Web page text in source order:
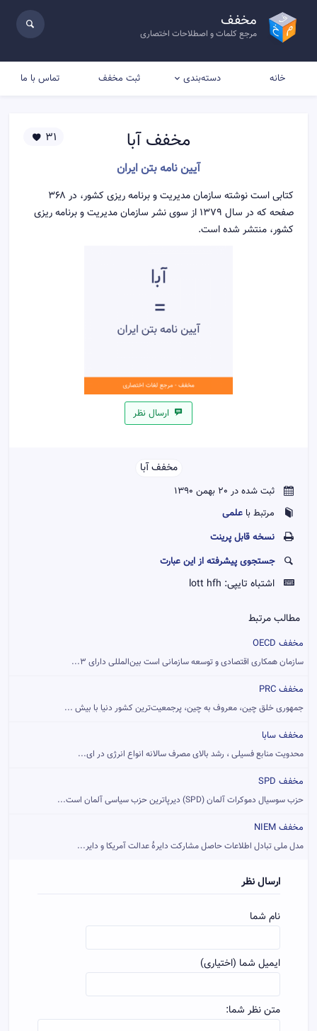
مخفف
مرجع کلمات و اصطلاحات اختصاری
خانه دسته‌بندی ثبت مخفف تماس با ما
مخففآبا
آیین نامه بتن ایران
31
کتابی است نوشته سازمان مدیریت و برنامه ریزی کشور، در ۳۶۸
صفحه که در سال ۱۳۷۹ از سوی نشر سازمان مدیریت و برنامه ریزی
کشور، منتشر شده است.
ارسال نظر
مخفف آبا
ثبت شده در 20 بهمن 1390
مرتبط باعلمی
نسخه قابل پرينت
جستجوی پیشرفته از این عبارت
اشتباه تایپی: lott hfh
مطالب مرتبط
مخفف OECD
سازمان همکاری اقتصادی و توسعه سازمانی است بین‌المللی دارای ۳...
مخفف PRC
جمهوری خلق چین، معروف به چین، پرجمعیت‌ترین کشور دنیا با بیش ...
مخفف سابا
محدویت منابع فسیلی ، رشد بالای مصرف سالانه انواع انرژی در ای...
مخفف SPD
حزب سوسیال دموکرات آلمان (SPD) دیرپاترین حزب سیاسی آلمان است...
مخفف NIEM
مدل ملی تبادل اطلاعات حاصل مشارکت دایرهٔ عدالت آمریکا و دایر...
ارسال نظر
نام شما
ایمیل شما (اختیاری)
متن نظر شما: